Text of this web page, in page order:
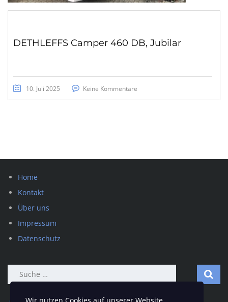
DETHLEFFS Camper 460 DB, Jubilar
10. Juli 2025 Keine Kommentare
Home
Kontakt
Über uns
Impressum
Datenschutz
Suche
nach: